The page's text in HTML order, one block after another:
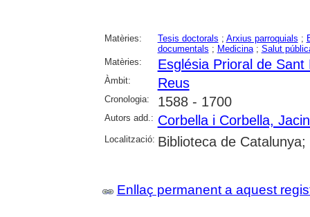
Matèries: Tesis doctorals ; Arxius parroquials ;
documentals ; Medicina; Salut
Matèries:
Església Prioral de Sant
Àmbit: Reus
Cronologia: 1588 - 1700
Autors add.: Corbella i Corbella,
Localització: Biblioteca de
Enllaç permanent a aquest